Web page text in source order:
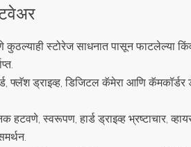
कुठल्याही स्टोरेज साधनात पासून फाटलेल्या
फ्लॅश ड्राइव्ह, डिजिटल कॅमेरा आणि कॅमकॉर्डर
हटवणे, स्वरूपण, हार्ड ड्राइव्ह भ्रष्टाचार,